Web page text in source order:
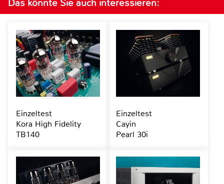
Das könnte Sie auch interessieren:
Einzeltest
Kora High Fidelity
TB140
Einzeltest
Cayin
Pearl 30i